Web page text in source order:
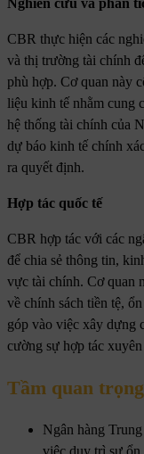
Nghiên cứu và phân
CBR thực hiện các
và thị trường tài chính
phù hợp. Cơ quan này
liệu kinh tế nhằm cung
hệ thống tài chính của
dự báo kinh tế chính
ra quyết định.
Hợp tác quốc tế
CBR hợp tác với các
để chia sẻ thông tin,
vực tài chính. Cơ quan
về chính sách tiền tệ,
góp vào việc xây dựng
cường sự hợp tác
Tầm quan
Ngân hàng
việc duy trì sự ổn